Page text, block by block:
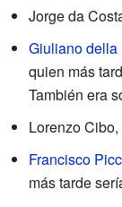
Jorge da
Giuliano della
quien más
También era
Lorenzo
Francisco
más tarde